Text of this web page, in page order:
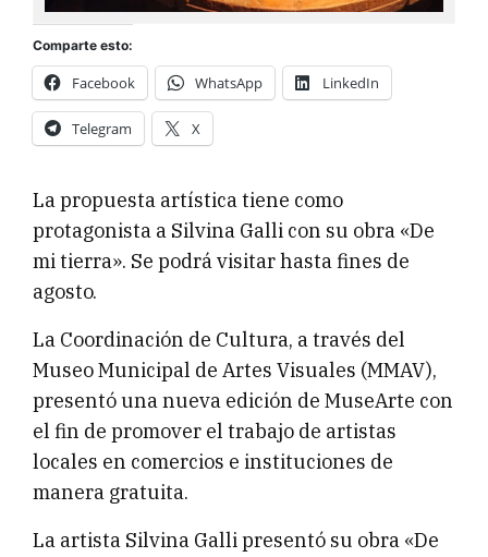
Comparte esto:
Facebook WhatsApp LinkedIn
Telegram X
La propuesta artística tiene como
protagonista a Silvina Galli con su obra «De
mi tierra». Se podrá visitar hasta fines de
agosto.
⁣La Coordinación de Cultura, a través del
Museo Municipal de Artes Visuales (MMAV),
presentó una nueva edición de MuseArte con
el fin de promover el trabajo de artistas
locales en comercios e instituciones de
manera gratuita.
La artista Silvina Galli presentó su obra «De